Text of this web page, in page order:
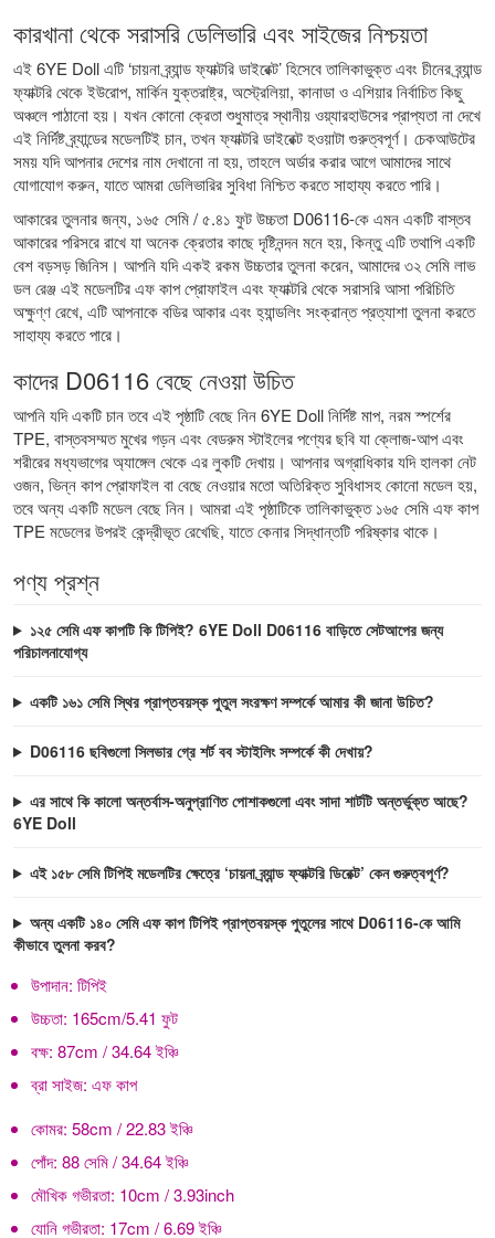
কারখানা থেকে সরাসরি ডেলিভারি এবং সাইজের নিশ্চয়তা
এই 6YE Doll এটি ‘চায়না ব্র্যান্ড ফ্যাক্টরি ডাইরেক্ট’ হিসেবে তালিকাভুক্ত এবং চীনের ব্র্যান্ড
ফ্যাক্টরি থেকে ইউরোপ, মার্কিন যুক্তরাষ্ট্র, অস্ট্রেলিয়া, কানাডা ও এশিয়ার নির্বাচিত কিছু
অঞ্চলে পাঠানো হয়। যখন কোনো ক্রেতা শুধুমাত্র স্থানীয় ওয়্যারহাউসের প্রাপ্যতা না দেখে
এই নির্দিষ্ট ব্র্যান্ডের মডেলটিই চান, তখন ফ্যাক্টরি ডাইরেক্ট হওয়াটা গুরুত্বপূর্ণ। চেকআউটের
সময় যদি আপনার দেশের নাম দেখানো না হয়, তাহলে অর্ডার করার আগে আমাদের সাথে
যোগাযোগ করুন, যাতে আমরা ডেলিভারির সুবিধা নিশ্চিত করতে সাহায্য করতে পারি।
আকারের তুলনার জন্য, ১৬৫ সেমি / ৫.৪১ ফুট উচ্চতা D06116-কে এমন একটি বাস্তব
আকারের পরিসরে রাখে যা অনেক ক্রেতার কাছে দৃষ্টিনন্দন মনে হয়, কিন্তু এটি তথাপি একটি
বেশ বড়সড় জিনিস। আপনি যদি একই রকম উচ্চতার তুলনা করেন, আমাদের৩২ সেমি লাভ
ডল রেঞ্জ এই মডেলটির এফ কাপ প্রোফাইল এবং ফ্যাক্টরি থেকে সরাসরি আসা পরিচিতি
অক্ষুণ্ণ রেখে, এটি আপনাকে বডির আকার এবং হ্যান্ডলিং সংক্রান্ত প্রত্যাশা তুলনা করতে
সাহায্য করতে পারে।
কাদের D06116 বেছে নেওয়া উচিত
আপনি যদি একটি চান তবে এই পৃষ্ঠাটি বেছে নিন 6YE Doll নির্দিষ্ট মাপ, নরম স্পর্শের
TPE, বাস্তবসম্মত মুখের গড়ন এবং বেডরুম স্টাইলের পণ্যের ছবি যা ক্লোজ-আপ এবং
শরীরের মধ্যভাগের অ্যাঙ্গেল থেকে এর লুকটি দেখায়। আপনার অগ্রাধিকার যদি হালকা নেট
ওজন, ভিন্ন কাপ প্রোফাইল বা বেছে নেওয়ার মতো অতিরিক্ত সুবিধাসহ কোনো মডেল হয়,
তবে অন্য একটি মডেল বেছে নিন। আমরা এই পৃষ্ঠাটিকে তালিকাভুক্ত ১৬৫ সেমি এফ কাপ
TPE মডেলের উপরই কেন্দ্রীভূত রেখেছি, যাতে কেনার সিদ্ধান্তটি পরিষ্কার থাকে।
পণ্য প্রশ্ন
১২৫ সেমি এফ কাপটি কি টিপিই? 6YE Doll D06116 বাড়িতে সেটআপের জন্য
পরিচালনাযোগ্য
একটি ১৬১ সেমি স্থির প্রাপ্তবয়স্ক পুতুল সংরক্ষণ সম্পর্কে আমার কী জানা উচিত?
D06116 ছবিগুলো সিলভার গ্রে শর্ট বব স্টাইলিং সম্পর্কে কী দেখায়?
এর সাথে কি কালো অন্তর্বাস-অনুপ্রাণিত পোশাকগুলো এবং সাদা শার্টটি অন্তর্ভুক্ত আছে?
6YE Doll
এই ১৫৮ সেমি টিপিই মডেলটির ক্ষেত্রে ‘চায়না ব্র্যান্ড ফ্যাক্টরি ডিরেক্ট’ কেন গুরুত্বপূর্ণ?
অন্য একটি ১৪০ সেমি এফ কাপ টিপিই প্রাপ্তবয়স্ক পুতুলের সাথে D06116-কে আমি
কীভাবে তুলনা করব?
উপাদান: টিপিই
উচ্চতা: 165cm/5.41 ফুট
বক্ষ: 87cm / 34.64 ইঞ্চি
ব্রা সাইজ: এফ কাপ
কোমর: 58cm / 22.83 ইঞ্চি
পোঁদ: 88 সেমি / 34.64 ইঞ্চি
মৌখিক গভীরতা: 10cm / 3.93inch
যোনি গভীরতা: 17cm / 6.69 ইঞ্চি